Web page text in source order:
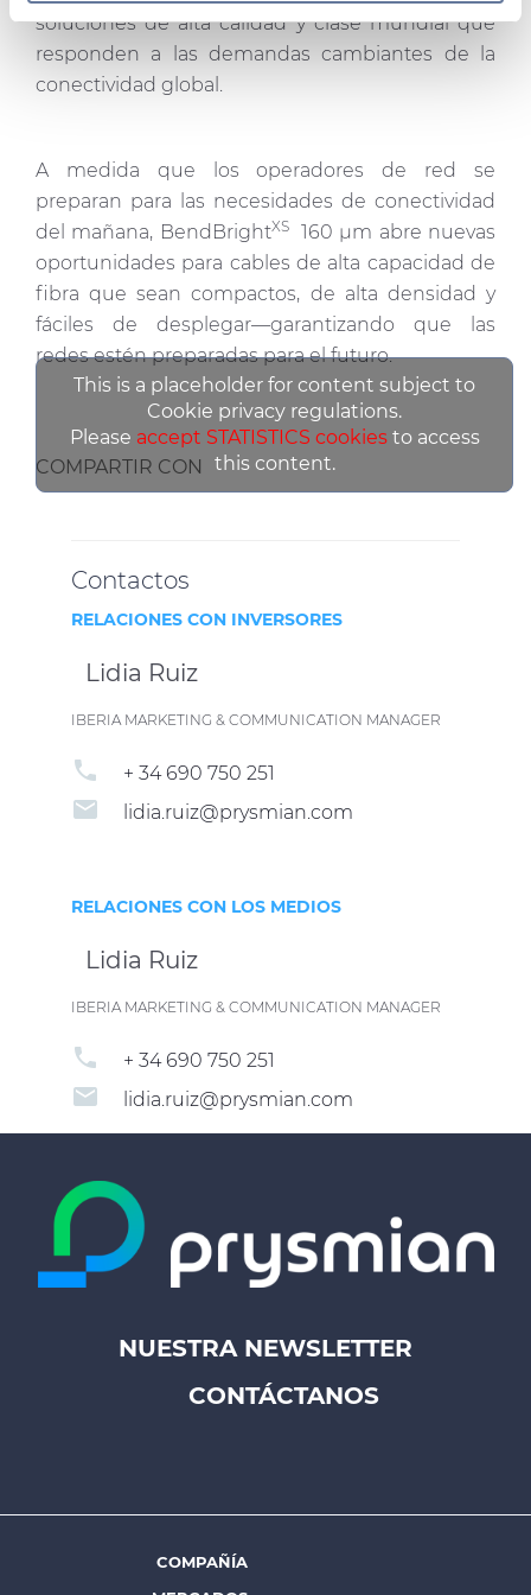
consentimiento en cualquier momento en la Declaración
de cookies.
sociales y analizar el tráfico. Además, compartimos
información sobre el uso que haga del sitio web con
nuestros partners de redes sociales, publicidad y análisis
web, quienes pueden combinarla con otra información
que les haya proporcionado o que hayan recopilado a
partir del uso que haya hecho de sus servicios.
soluciones de alta calidad y clase mundial que
responden a las demandas cambiantes de la
conectividad global.
A medida que los operadores de red se
preparan para las necesidades de conectividad
del mañana, BendBrightXS160 µm abre nuevas
oportunidades para cables de alta capacidad de
fibra que sean compactos, de alta densidad y
fáciles de desplegar—garantizando que las
redes estén preparadas para el futuro.
COMPARTIR CON
This is a placeholder for content subject to
Cookie privacy regulations.
Please accept STATISTICS cookiesto access
this content.
Contactos
RELACIONES CON INVERSORES
Lidia Ruiz
IBERIA MARKETING & COMMUNICATION MANAGER
phone + 34 690 750 251
email lidia.ruiz@prysmian.com
RELACIONES CON LOS MEDIOS
Lidia Ruiz
IBERIA MARKETING & COMMUNICATION MANAGER
phone + 34 690 750 251
email lidia.ruiz@prysmian.com
Footer
Prysmian
NUESTRA NEWSLETTER
CONTÁCTANOS
FooterCOMPAÑÍA